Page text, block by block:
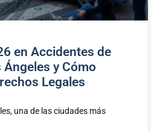
en Accidentes de
y Cómo
Legales
una de las ciudades más